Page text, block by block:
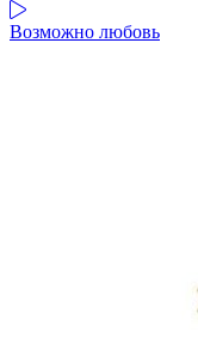
Возможно любовь